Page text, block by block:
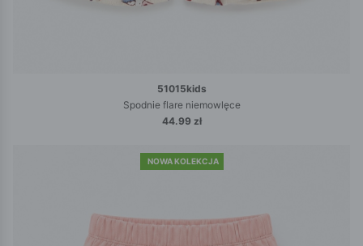
51015kids
Spodnie flare niemowlęce
44.99 zł
NOWA KOLEKCJA